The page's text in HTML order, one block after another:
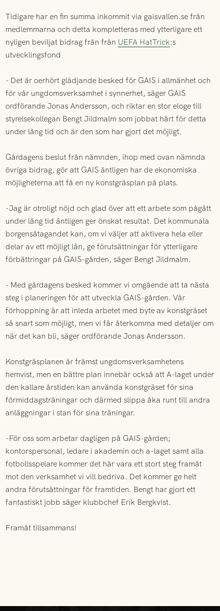
Tidigare har en fin summa inkommit via gaisvallen.se från
medlemmarna och detta kompletteras med ytterligare ett
nyligen beviljat bidrag från från UEFA HatTrick:s
utvecklingsfond
- Det är oerhört glädjande besked för GAIS i allmänhet och
för vår ungdomsverksamhet i synnerhet, säger GAIS
ordförande Jonas Andersson, och riktar en stor eloge till
styrelsekollegan Bengt Jildmalm som jobbat hårt för detta
under lång tid och är den som har gjort det möjligt.
Gårdagens beslut från nämnden, ihop med ovan nämnda
övriga bidrag, gör att GAIS äntligen har de ekonomiska
möjligheterna att få en ny konstgräsplan på plats.
-Jag är otroligt nöjd och glad över att ett arbete som pågått
under lång tid äntligen ger önskat resultat. Det kommunala
borgensåtagandet kan, om vi väljer att aktivera hela eller
delar av ett möjligt lån, ge förutsättningar för ytterligare
förbättringar på GAIS-gården, säger Bengt Jildmalm.
- Med gårdagens besked kommer vi omgående att ta nästa
steg i planeringen för att utveckla GAIS-gården. Vår
förhoppning är att inleda arbetet med byte av konstgräset
så snart som möjligt, men vi får återkomma med detaljer om
när det kan bli, säger ordförande Jonas Andersson.
Konstgräsplanen är främst ungdomsverksamhetens
hemvist, men en bättre plan innebär också att A-laget under
den kallare årstiden kan använda konstgräset för sina
förmiddagsträningar och därmed slippa åka runt till andra
anläggningar i stan för sina träningar.
-För oss som arbetar dagligen på GAIS-gården;
kontorspersonal, ledare i akademin och a-laget samt alla
fotbollsspelare kommer det här vara ett stort steg framåt
mot den verksamhet vi vill bedriva. Det kommer ge helt
andra förutsättningar för framtiden. Bengt har gjort ett
fantastiskt jobb säger klubbchef Erik Bergkvist.
Framåt tillsammans!